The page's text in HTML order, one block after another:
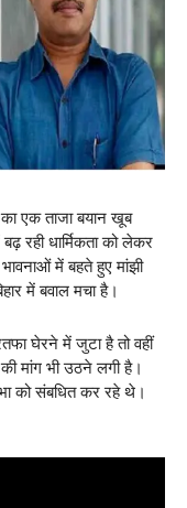
का एक ताजा बयान खूब
रही धार्मिकता को लेकर
में बहते हुए मांझी
में बवाल मचा है।
घेरने में जुटा है तो वहीं
मांग भी उठने लगी है।
को संबधित कर रहे थे।